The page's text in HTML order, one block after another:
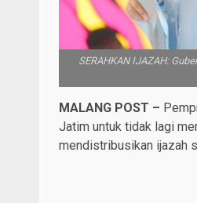
SERAHKAN IJAZAH:
MALANG POST –
Jatim untuk tidak lagi
mendistribusikan ijazah